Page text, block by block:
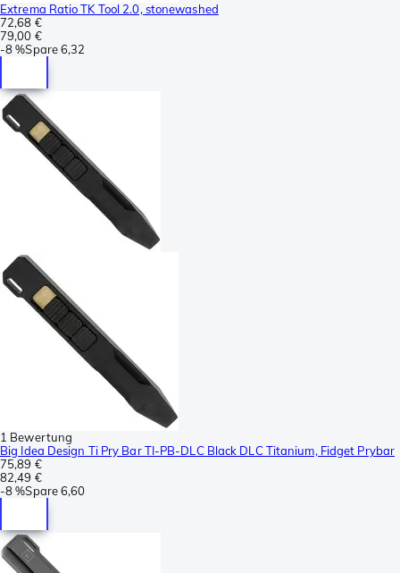
Extrema Ratio TK Tool 2.0, stonewashed
72,68 €
79,00 €
-8 %Spare6,32
1 Bewertung
Big Idea Design Ti Pry Bar TI-PB-DLC Black DLC Titanium, Fidget Prybar
75,89 €
82,49 €
-8 %Spare6,60